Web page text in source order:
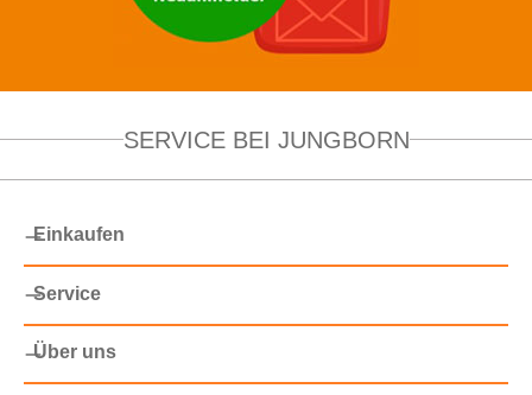
SERVICE BEI JUNGBORN
Einkaufen
Service
Über uns